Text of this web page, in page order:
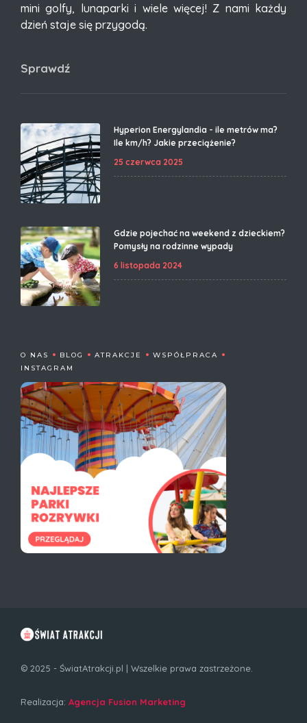
mini golfy, lunaparki i wiele więcej! Z nami każdy
dzień staje się przygodą.
Sprawdź
Hyperion Energylandia - ile metrów ma?
Ile km/h? Jakie przeciążenie?
25 czerwca 2025
Gdzie pojechać na weekend z dzieckiem?
Pomysły na rodzinne wypady
6 listopada 2024
O NAS BLOG ATRAKCJE
WSPÓŁPRACA
INSTAGRAM
© 2025 - ŚwiatAtrakcji.pl | Wszelkie prawa zastrzeżone.
Realizacja: Agencja Fusion Marketing